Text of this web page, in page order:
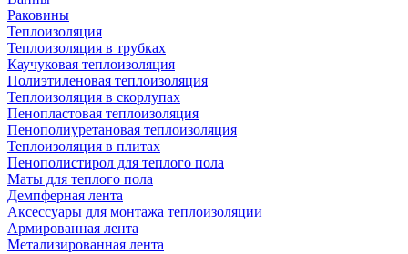
Раковины
Теплоизоляция
Теплоизоляция в трубках
Каучуковая теплоизоляция
Полиэтиленовая теплоизоляция
Теплоизоляция в скорлупах
Пенопластовая теплоизоляция
Пенополиуретановая теплоизоляция
Теплоизоляция в плитах
Пенополистирол для теплого пола
Маты для теплого пола
Демпферная лента
Аксессуары для монтажа теплоизоляции
Армированная лента
Метализированная лента